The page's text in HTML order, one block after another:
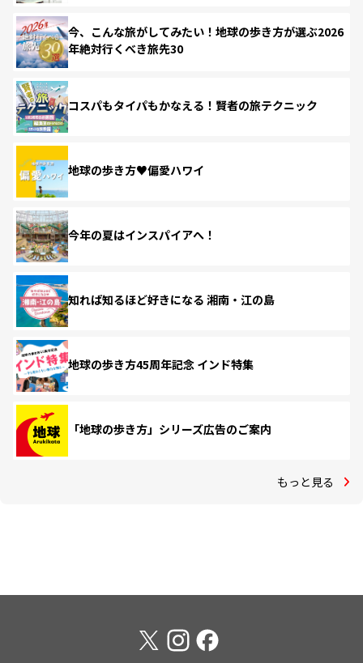
今、こんな旅がしてみたい！地球の歩き方が選ぶ2026
年絶対行くべき旅先30
コスパもタイパもかなえる！賢者の旅テクニック
地球の歩き方♥偏愛ハワイ
今年の夏はインスパイアへ！
知れば知るほど好きになる 湘南・江の島
地球の歩き方45周年記念 インド特集
「地球の歩き方」シリーズ広告のご案内
もっと見る